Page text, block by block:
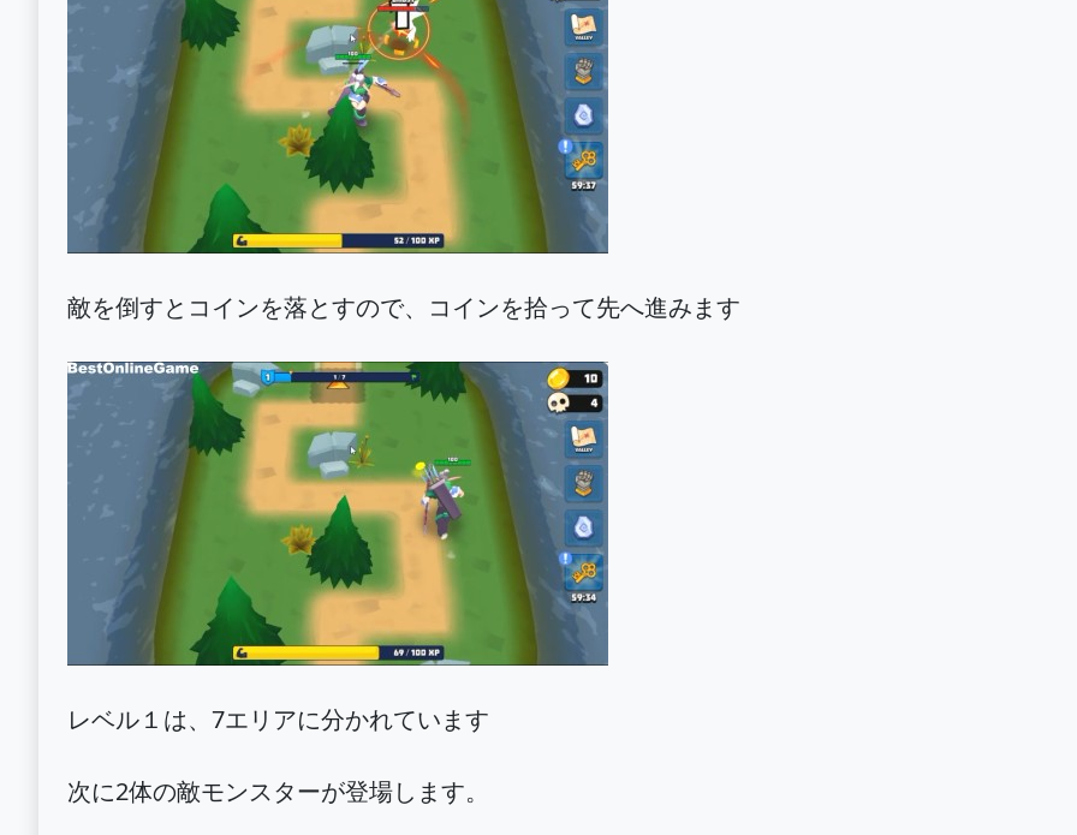
敵を倒すとコインを落とすので、コインを拾って先へ進みます
レベル１は、7エリアに分かれています
次に2体の敵モンスターが登場します。